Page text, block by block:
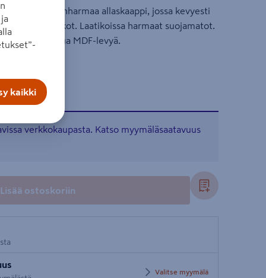
leveä grafiitinharmaa allaskaappi, jossa kevyesti
vetolaatikot. Laatikoissa harmaat suojamatot.
MDF-levyä.
verkkokaupasta. Katso myymäläsaatavuus
Lisää ostoskoriin
Valitse myymälä
kaikki